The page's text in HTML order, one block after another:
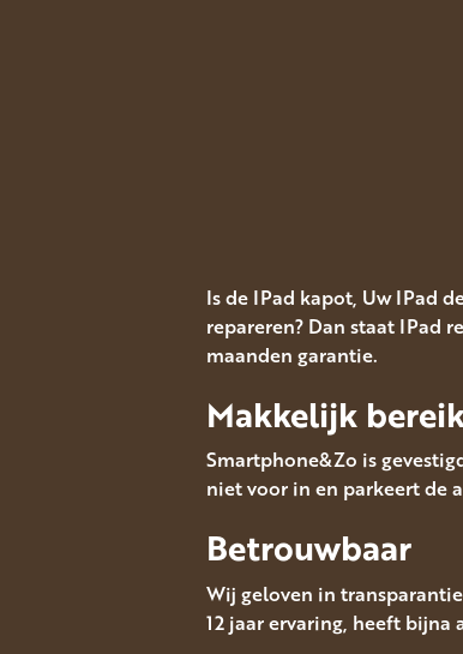
Is de IPad kapot, Uw IPad
repareren? Dan staat IPad
maanden garantie.
Makkelijk
Smartphone&Zo is
niet voor in en parkeert de
Betrouwbaar
Wij geloven in
12 jaar ervaring, heeft